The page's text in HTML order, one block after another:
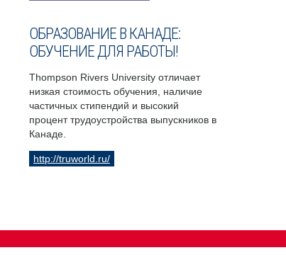
ОБРАЗОВАНИЕ В КАНАДЕ:
ОБУЧЕНИЕ ДЛЯ РАБОТЫ!
Thompson Rivers University отличает
низкая стоимость обучения, наличие
частичных стипендий и высокий
процент трудоустройства выпускников в
Канаде.
http://truworld.ru/